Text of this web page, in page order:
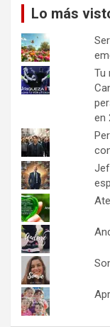
Lo más
Tu
en